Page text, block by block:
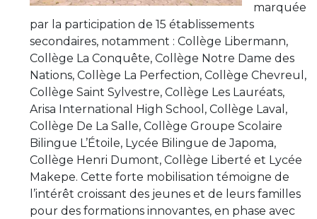
marquée
par la participation de 15 établissements
secondaires, notamment : Collège Libermann,
Collège La Conquête, Collège Notre Dame des
Nations, Collège La Perfection, Collège Chevreul,
Collège Saint Sylvestre, Collège Les Lauréats,
Arisa International High School, Collège Laval,
Collège De La Salle, Collège Groupe Scolaire
Bilingue L’Étoile, Lycée Bilingue de Japoma,
Collège Henri Dumont, Collège Liberté et Lycée
Makepe. Cette forte mobilisation témoigne de
l’intérêt croissant des jeunes et de leurs familles
pour des formations innovantes, en phase avec